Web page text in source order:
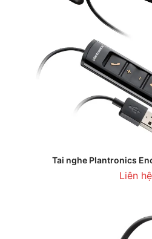
Tai nghe Plantronics
Liên hệ